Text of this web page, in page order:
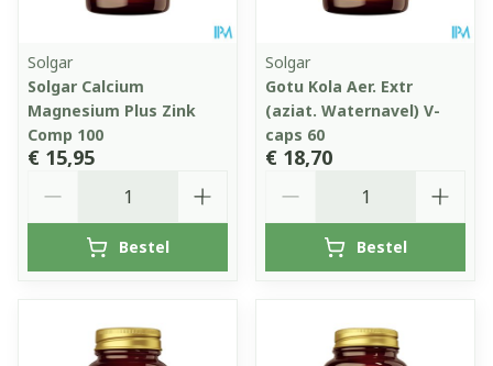
Solgar
Solgar Calcium
Magnesium Plus Zink
Comp 100
€ 15,95
Bestel
Solgar
Gotu Kola Aer. Extr
(aziat. Waternavel) V-
caps 60
€ 18,70
Bestel